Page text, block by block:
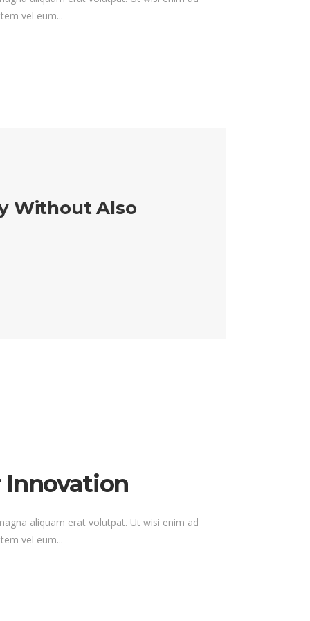
vel eum...
Without Also
Innovation
aliquam erat volutpat. Ut wisi enim ad
vel eum...